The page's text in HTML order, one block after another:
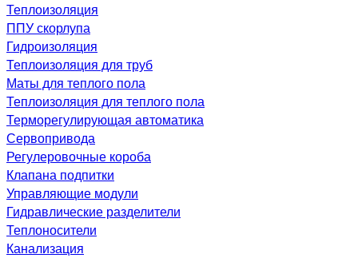
Теплоизоляция
ППУ скорлупа
Гидроизоляция
Теплоизоляция для труб
Маты для теплого пола
Теплоизоляция для теплого пола
Терморегулирующая автоматика
Сервопривода
Регулеровочные короба
Клапана подпитки
Управляющие модули
Гидравлические разделители
Теплоносители
Канализация